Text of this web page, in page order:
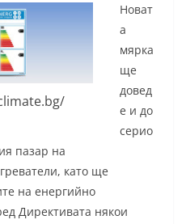
Новат
а
мярка
ще
довед
е и до
серио
пазар на
като ще
на енергийно
Директивата някои